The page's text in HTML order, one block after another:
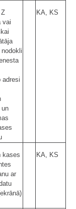
vai
adresi
un
KA, KS
kases
ar
KA, KS